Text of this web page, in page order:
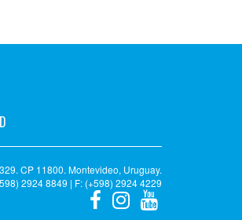
CP 11800. Montevideo, Uruguay.
2924 8849 | F: (+598) 2924 4229